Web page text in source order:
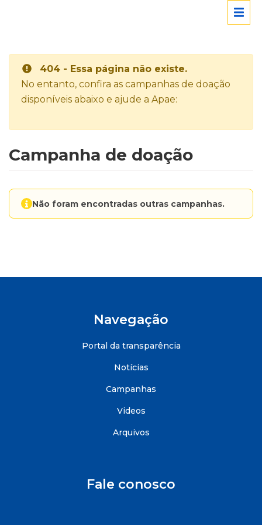
404 - Essa página não existe.
No entanto, confira as campanhas de doação
disponíveis abaixo e ajude a Apae:
Campanha de doação
Não foram encontradas outras campanhas.
Navegação
Portal da transparência
Notícias
Campanhas
Videos
Arquivos
Fale conosco